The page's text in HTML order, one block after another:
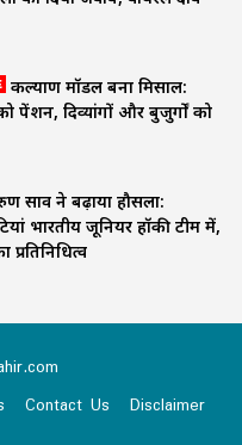
कल्याण मॉडल बना मिसाल:
पेंशन, दिव्यांगों और बुजुर्गों को
साव ने बढ़ाया हौसला:
भारतीय जूनियर हॉकी टीम में,
Contact Us
Disclaimer